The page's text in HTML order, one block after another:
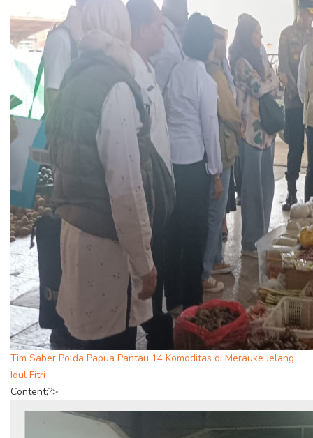
Tim Saber Polda Papua Pantau 14 Komoditas di Merauke Jelang
Idul Fitri
Content;?>